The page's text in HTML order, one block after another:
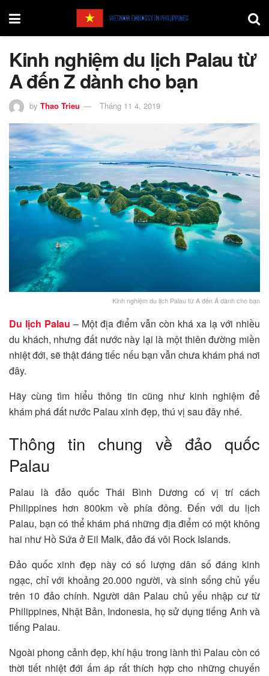
Kinh nghiệm du lịch Palau từ
A đến Z dành cho bạn
by Thao Trieu Tháng 11 4, 2019
Kinh nghiệm du lịch Palau từ A đến Á dành cho bạn
Du lịch Palau – Một địa điểm vẫn còn khá xa lạ với nhiều
du khách, nhưng đất nước này lại là một thiên đường miền
nhiệt đới, sẽ thật đáng tiếc nếu bạn vẫn chưa khám phá nơi
đây.
Hãy cùng tìm hiểu thông tin cũng như kinh nghiệm để
khám phá đất nước Palau xinh đẹp, thú vị sau đây nhé.
Thông tin chung về đảo quốc
Palau
Palau là đảo quốc Thái Bình Dương có vị trí cách
Philippines hơn 800km về phía đông. Đến với du lịch
Palau, bạn có thể khám phá những địa điểm có một không
hai như Hồ Sứa ở Eil Malk, đảo đá vôi Rock Islands.
Đảo quốc xinh đẹp này có số lượng dân số đáng kinh
ngạc, chỉ với khoảng 20.000 người, và sinh sống chủ yếu
trên 10 đảo chính. Người dân Palau chủ yếu nhập cư từ
Philippines, Nhật Bản, Indonesia, họ sử dụng tiếng Anh và
tiếng Palau.
Ngoài phong cảnh đẹp, khí hậu trong lành thì Palau còn có
thời tiết nhiệt đới ấm áp rất thích hợp cho những chuyến